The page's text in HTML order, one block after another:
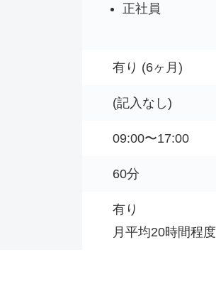
正社員
有り (6ヶ月)
(記入なし)
09:00〜17:00
60分
有り
月平均20時間程度